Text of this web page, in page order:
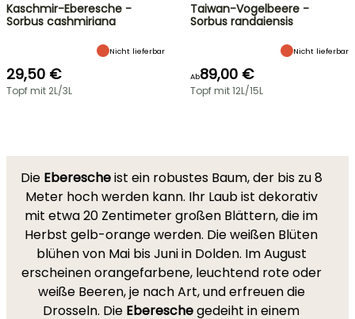
Kaschmir-Eberesche -
Sorbus cashmiriana
Nicht lieferbar
29,50 €
Topf mit 2L/3L
Taiwan-Vogelbeere -
Sorbus randaiensis
Nicht lieferbar
Ab89,00 €
Topf mit 12L/15L
Die Eberescheist ein robustes Baum, der bis zu 8
Meter hoch werden kann. Ihr Laub ist dekorativ
mit etwa 20 Zentimeter großen Blättern, die im
Herbst gelb-orange werden. Die weißen Blüten
blühen von Mai bis Juni in Dolden. Im August
erscheinen orangefarbene, leuchtend rote oder
weiße Beeren, je nach Art, und erfreuen die
Drosseln. Die Ebereschegedeiht in einem